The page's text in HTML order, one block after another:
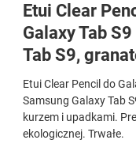
Etui Clear
Galaxy Tab
Tab S9,
Etui Clear Pencil do
Samsung Galaxy Tab
kurzem i upadkami.
ekologicznej. Trwałe.